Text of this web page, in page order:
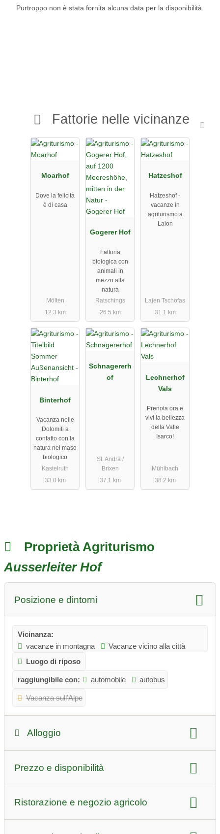
Purtroppo non è stata fornita alcuna data per la disponibilità.
Fattorie nelle vicinanze
Moarhof
Dove la felicità
è di casa
Mölten
12.3 km
Gogerer Hof
Fattoria
biologica con
animali in
mezzo alla
natura
Ratschings
26.5 km
Hatzeshof
Hatzeshof -
vacanze in
agriturismo a
Laion
Lajen Tschöfas
31.1 km
Binterhof
Vacanza nelle
Dolomiti a
contatto con la
natura nel maso
biologico
Kastelruth
33.0 km
Schnagererh
of
St. Andrä /
Brixen
37.1 km
Lechnerhof
Vals
Prenota ora e
vivi la bellezza
della Valle
Isarco!
Mühlbach
38.2 km
Proprietà Agriturismo
Ausserleiter Hof
Posizione e dintorni
Vicinanza:
vacanze in montagna
Vacanze vicino alla città
Luogo di riposo
raggiungibile con: automobile autobus
Vacanza sull'Alpe
Alloggio
appartamento
Appartamento per vacanze
Campeggio in fattoria
cani senza barriere
Numero di letti: 12 letti
Prezzo e disponibilità
Ristorazione e negozio agricolo